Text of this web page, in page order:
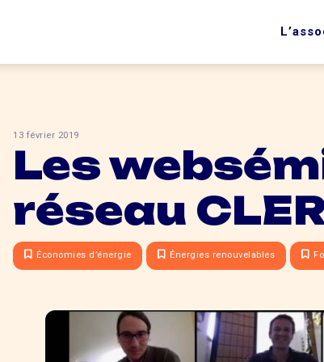
13 février 2019
Les
réseau
Économies d’énergie Énergies renouvelables